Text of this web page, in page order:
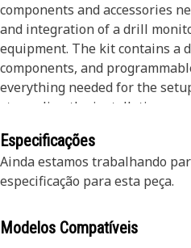
components and accessories
and integration of a drill
equipment. The kit contains a
components, and
everything needed for the
streamline the installation
once installed.
Attributes:
depth, pressure, speed, and
• Advanced sensors ensure
Especificações
Ainda estamos trabalhando
especificação para esta peça.
Modelos Compatíveis